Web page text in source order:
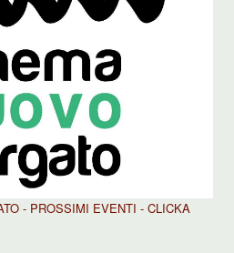
- PROSSIMI EVENTI - CLICKA